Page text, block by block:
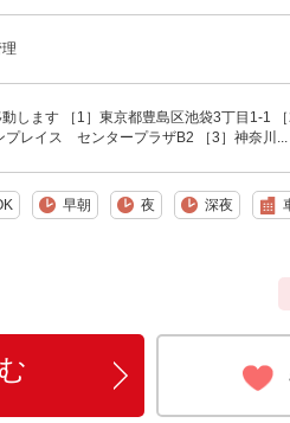
します ［1］東京都豊島区池袋3丁目1-1
プレイス センタープラザB2 ［3］神奈川...
早朝 夜 深夜